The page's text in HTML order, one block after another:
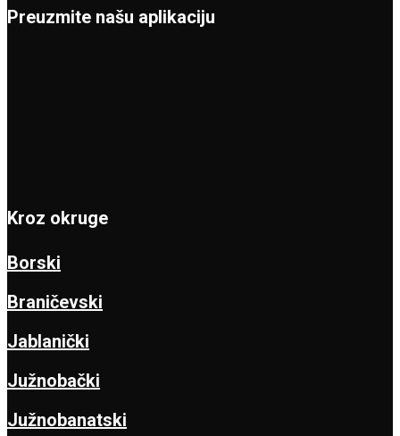
Preuzmite našu aplikaciju
Kroz okruge
Borski
Braničevski
Jablanički
Južnobački
Južnobanatski